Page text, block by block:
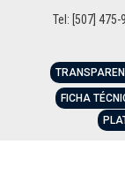
Tel: [507] 475-
FICHA